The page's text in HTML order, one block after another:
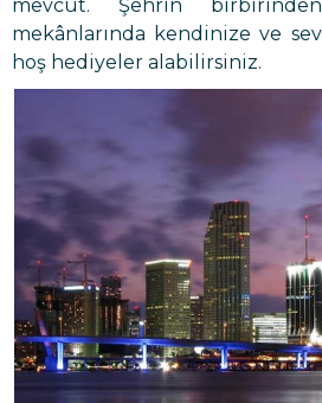
mevcut. Şehrin
mekânlarında kendinize ve
hoş hediyeler alabilirsiniz.